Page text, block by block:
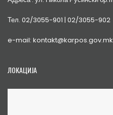
Тел. 02/3055-901 | 02/3055-902
e-mail: kontakt@karpos.gov.mk
ЛОКАЦИЈА